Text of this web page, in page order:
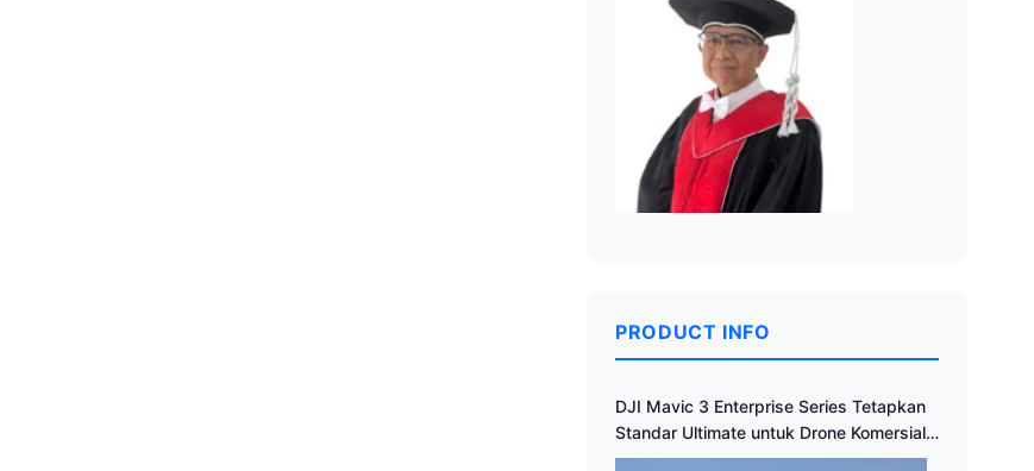
PRODUCT INFO
DJI Mavic 3 Enterprise Series Tetapkan
Standar Ultimate untuk Drone Komersial
Portabel